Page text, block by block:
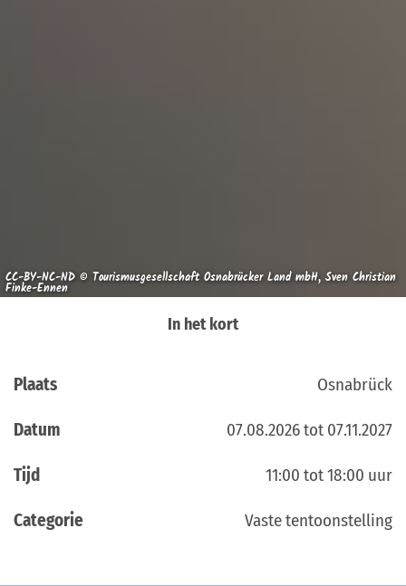
CC-BY-NC-ND © Tourismusgesellschaft Osnabrücker Land mbH, Sven Christian
Finke-Ennen
In het kort
Plaats Osnabrück
Datum 07.08.2026 tot 07.11.2027
Tijd 11:00 tot 18:00 uur
Categorie Vaste tentoonstelling